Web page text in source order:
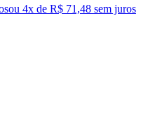
ou 4x de R$ 71,48 sem juros